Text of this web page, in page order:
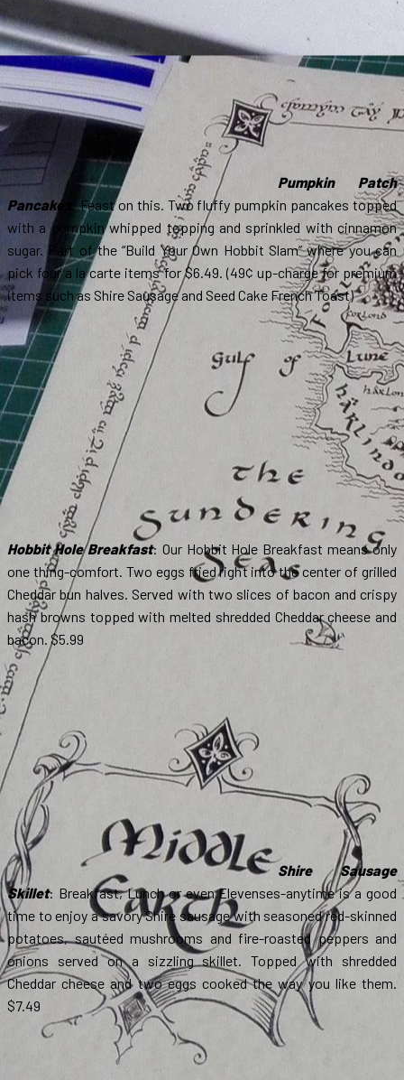
Pumpkin Patch
Pancakes
: Feast on this. Two fluffy pumpkin pancakes topped
with a pumpkin whipped topping and sprinkled with cinnamon
sugar. Part of the “Build Your Own Hobbit Slam” where you can
pick four a la carte items for $6.49. (49¢ up-charge for premium
items such as Shire Sausage and Seed Cake French Toast)
Hobbit Hole Breakfast: Our Hobbit Hole Breakfast means only
one thing-comfort. Two eggs fried right into the center of grilled
Cheddar bun halves. Served with two slices of bacon and crispy
hash browns topped with melted shredded Cheddar cheese and
bacon. $5.99
Shire Sausage
Skillet: Breakfast, Lunch or even Elevenses-anytime is a good
time to enjoy a savory Shire sausage with seasoned red-skinned
potatoes, sautéed mushrooms and fire-roasted peppers and
onions served on a sizzling skillet. Topped with shredded
Cheddar cheese and two eggs cooked the way you like them.
$7.49